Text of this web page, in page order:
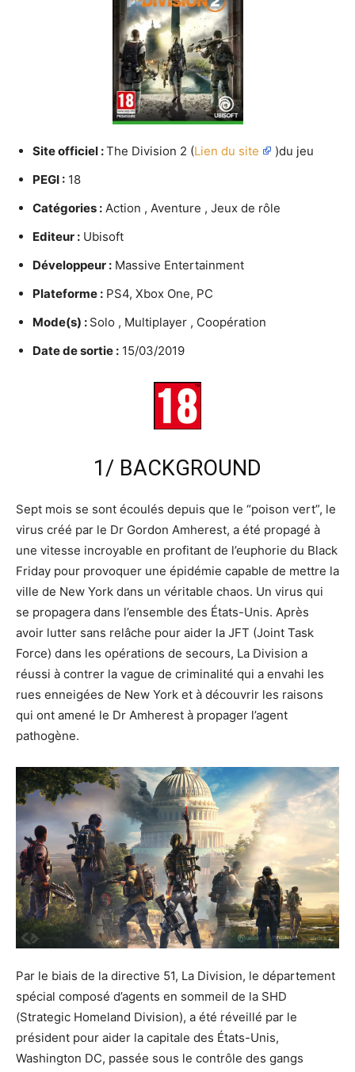
Site officiel :The Division 2 (Lien du site
)du jeu
PEGI : 18
Catégories : Action , Aventure , Jeux de rôle
Editeur : Ubisoft
Développeur : Massive Entertainment
Plateforme : PS4, Xbox One, PC
Mode(s) : Solo , Multiplayer , Coopération
Date de sortie : 15/03/2019
1/ BACKGROUND
Sept mois se sont écoulés depuis que le “poison vert”, le
virus créé par le Dr Gordon Amherest, a été propagé à
une vitesse incroyable en profitant de l’euphorie du Black
Friday pour provoquer une épidémie capable de mettre la
ville de New York dans un véritable chaos. Un virus qui
se propagera dans l’ensemble des États-Unis. Après
avoir lutter sans relâche pour aider la JFT (Joint Task
Force) dans les opérations de secours, La Division a
réussi à contrer la vague de criminalité qui a envahi les
rues enneigées de New York et à découvrir les raisons
qui ont amené le Dr Amherest à propager l’agent
pathogène.
Par le biais de la directive 51, La Division, le département
spécial composé d’agents en sommeil de la SHD
(Strategic Homeland Division), a été réveillé par le
président pour aider la capitale des États-Unis,
Washington DC, passée sous le contrôle des gangs